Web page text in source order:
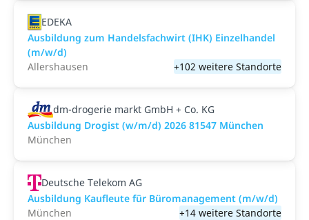
EDEKA
Ausbildung zum Handelsfachwirt (IHK) Einzelhandel
(m/w/d)
Allershausen
+102 weitere Standorte
dm-drogerie markt GmbH + Co. KG
Ausbildung Drogist (w/m/d) 2026 81547 München
München
Deutsche Telekom AG
Ausbildung Kaufleute für Büromanagement (m/w/d)
München
+14 weitere Standorte